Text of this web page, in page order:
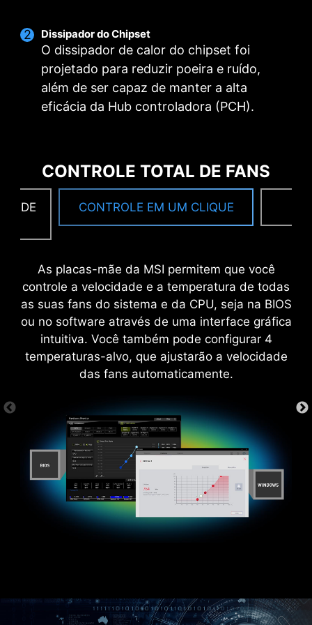
Dissipador do Chipset
O dissipador de calor do chipset foi
projetado para reduzir poeira e ruído,
além de ser capaz de manter a alta
eficácia da Hub controladora (PCH).
CONTROLE TOTAL DE FANS
DE CONTROLE EM UM CLIQUE
As placas-mãe da MSI permitem que você
controle a velocidade e a temperatura de todas
as suas fans do sistema e da CPU, seja na BIOS
ou no software através de uma interface gráfica
intuitiva. Você também pode configurar 4
temperaturas-alvo, que ajustarão a velocidade
das fans automaticamente.
MSI DRIVER UTILITY INSTALLER
Uma vez conectado à internet, o MSI Driver
Utility Installer irá detectar e listar drivers e
utilitários compatíveis automaticamente, basta
alguns cliques para baixar e instalar.Learn
more
*Se certifique de estar conectado à internet, ou o
Driver Utility Installer não irá ser iniciado
automaticamente.
*O MSI Driver Utility Installer estará disponível na build
22H2 do Windows 11.